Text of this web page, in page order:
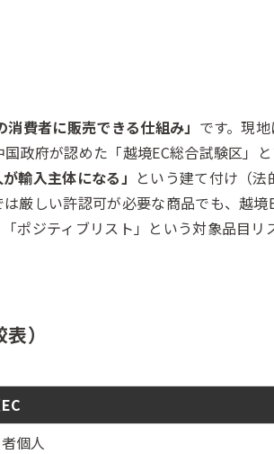
費者に販売できる仕組み」 です。現
政府が認めた「越境EC総合試験区」
輸入主体になる」 という建て付け（
厳しい許認可が必要な商品でも、越
ポジティブリスト」という対象品目
）
個人